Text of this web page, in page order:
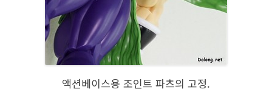
액션베이스용 조인트 파츠의 고정.